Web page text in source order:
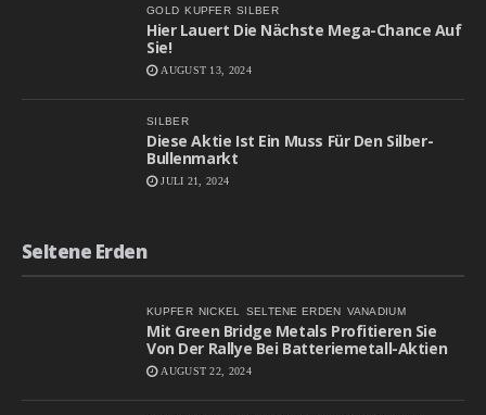
GOLD KUPFER SILBER
Hier Lauert Die Nächste Mega-Chance Auf
Sie!
AUGUST 13, 2024
SILBER
Diese Aktie Ist Ein Muss Für Den Silber-
Bullenmarkt
JULI 21, 2024
Seltene Erden
KUPFER NICKEL SELTENE ERDEN VANADIUM
Mit Green Bridge Metals Profitieren Sie
Von Der Rallye Bei Batteriemetall-Aktien
AUGUST 22, 2024